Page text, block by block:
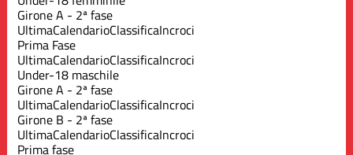
Girone A - 2ª fase
UltimaCalendarioClassificaIncroci
Prima Fase
UltimaCalendarioClassificaIncroci
Under-18 maschile
Girone A - 2ª fase
UltimaCalendarioClassificaIncroci
Girone B - 2ª fase
UltimaCalendarioClassificaIncroci
Prima fase